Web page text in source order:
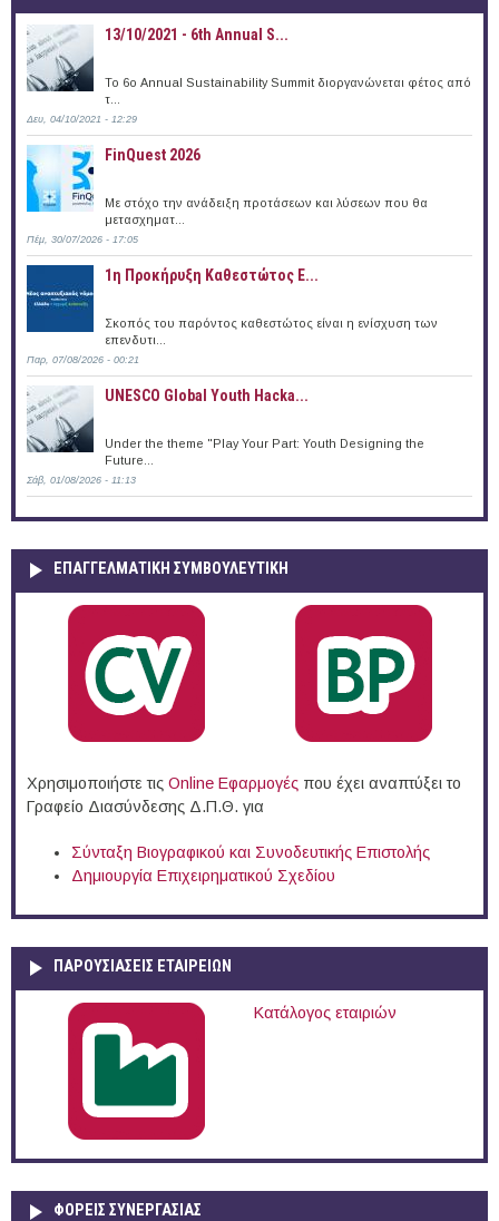
13/10/2021 - 6th Annual S...
To 6ο Annual Sustainability Summit διοργανώνεται φέτος από
τ...
Δευ, 04/10/2021 - 12:29
FinQuest 2026
Με στόχο την ανάδειξη προτάσεων και λύσεων που θα
μετασχηματ...
Πέμ, 30/07/2026 - 17:05
1η Προκήρυξη Καθεστώτος Ε...
Σκοπός του παρόντος καθεστώτος είναι η ενίσχυση των
επενδυτι...
Παρ, 07/08/2026 - 00:21
UNESCO Global Youth Hacka...
Under the theme "Play Your Part: Youth Designing the
Future...
Σάβ, 01/08/2026 - 11:13
ΕΠΑΓΓΕΛΜΑΤΙΚΉ ΣΥΜΒΟΥΛΕΥΤΙΚΉ
Χρησιμοποιήστε τις Online Eφαρμογές που έχει αναπτύξει το
Γραφείο Διασύνδεσης Δ.Π.Θ. για
Σύνταξη Βιογραφικού και Συνοδευτικής Επιστολής
Δημιουργία Επιχειρηματικού Σχεδίου
ΠΑΡΟΥΣΙΆΣΕΙΣ ΕΤΑΙΡΕΙΏΝ
Κατάλογος εταιριών
ΦΟΡΕΙΣ ΣΥΝΕΡΓΑΣΙΑΣ